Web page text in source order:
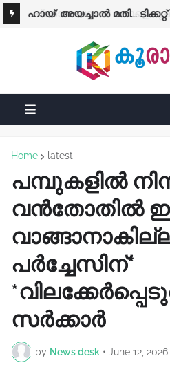
ഹായ്' അയച്ചാല്‍ മതി...
ടിക്കറ്റിംഗ് ഇന്ന് മുതല്‍
Home latest
പമ്പുകളിൽ
വൻതോതിൽ
പർച്ചേസിന്*
സർക്കാർ
by News desk • June 12, 2026